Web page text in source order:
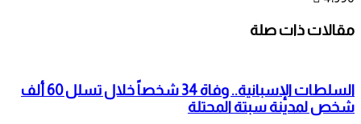
مقالات ذات صلة
السلطات الإسبانية.. وفاة 34 شخصاً خلال تسلل 60 ألف
شخص لمدينة سبتة المحتلة